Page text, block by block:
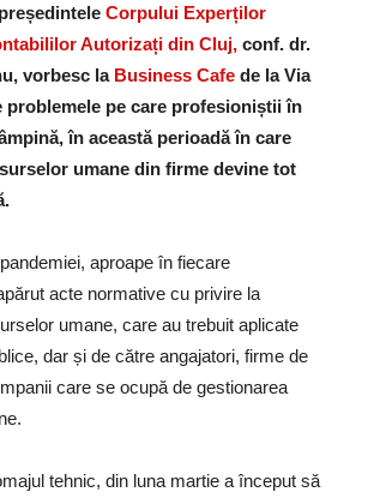
Corpului Experților
Autorizați din Cluj, conf. dr.
vorbesc la Business Cafe de la Via
problemele pe care profesioniștii în
în această perioadă în care
umane din firme devine tot
aproape în fiecare
acte normative cu privire la
umane, care au trebuit aplicate
dar și de către angajatori, firme de
care se ocupă de gestionarea
tehnic, din luna martie a început să